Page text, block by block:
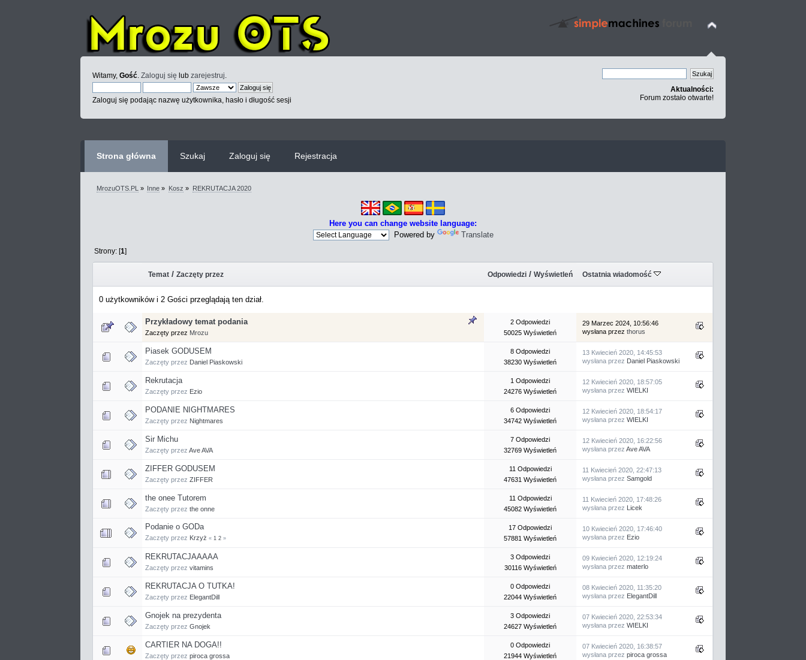
Witamy,Gość .Zaloguj się lubzarejestruj
Zaloguj się podając nazwę użytkownika, hasło i długość sesji
Aktualności:
Forum zostało otwarte!
Strona główna Szukaj Zaloguj się Rejestracja
MrozuOTS.PL » Inne » Kosz » REKRUTACJA 2020
Here you can change website language:
Powered by
Translate
Strony: [1]
Temat/ Zaczęty przez Odpowiedzi /Wyświetleń Ostatnia wiadomość
0 użytkowników i 2 Gości przeglądają ten dział.
Przykładowy temat podania
Zaczęty przez Mrozu
2 Odpowiedzi
50025 Wyświetleń
29 Marzec 2024, 10:56:46
wysłana przezthorus
Piasek GODUSEM
Zaczęty przez Daniel Piaskowski
8 Odpowiedzi
38230 Wyświetleń
13 Kwiecień 2020, 14:45:53
wysłana przez Daniel Piaskowski
Rekrutacja
Zaczęty przez Ezio
1 Odpowiedzi
24276 Wyświetleń
12 Kwiecień 2020, 18:57:05
wysłana przezWIELKI
PODANIE NIGHTMARES
Zaczęty przez Nightmares
6 Odpowiedzi
34742 Wyświetleń
12 Kwiecień 2020, 18:54:17
wysłana przezWIELKI
Sir Michu
Zaczęty przezAve AVA
7 Odpowiedzi
32769 Wyświetleń
12 Kwiecień 2020, 16:22:56
wysłana przezAve AVA
ZIFFER GODUSEM
Zaczęty przezZIFFER
11 Odpowiedzi
47631 Wyświetleń
11 Kwiecień 2020, 22:47:13
wysłana przezSamgold
the onee Tutorem
Zaczęty przezthe onne
11 Odpowiedzi
45082 Wyświetleń
11 Kwiecień 2020, 17:48:26
wysłana przez Licek
Podanie o GODa
Zaczęty przez Krzyż « 1 2 »
17 Odpowiedzi
57881 Wyświetleń
10 Kwiecień 2020, 17:46:40
wysłana przez Ezio
REKRUTACJAAAAA
Zaczęty przezvitamins
3 Odpowiedzi
30116 Wyświetleń
09 Kwiecień 2020, 12:19:24
wysłana przezmaterlo
REKRUTACJA O TUTKA!
Zaczęty przez ElegantDill
0 Odpowiedzi
22044 Wyświetleń
08 Kwiecień 2020, 11:35:20
wysłana przez ElegantDill
Gnojek na prezydenta
Zaczęty przezGnojek
3 Odpowiedzi
24627 Wyświetleń
07 Kwiecień 2020, 22:53:34
wysłana przezWIELKI
CARTIER NA DOGA!!
Zaczęty przezpiroca grossa
0 Odpowiedzi
21944 Wyświetleń
07 Kwiecień 2020, 16:38:57
wysłana przezpiroca grossa